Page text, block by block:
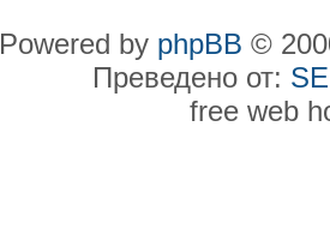
Powered by phpBB ©
Преведено от:
free web